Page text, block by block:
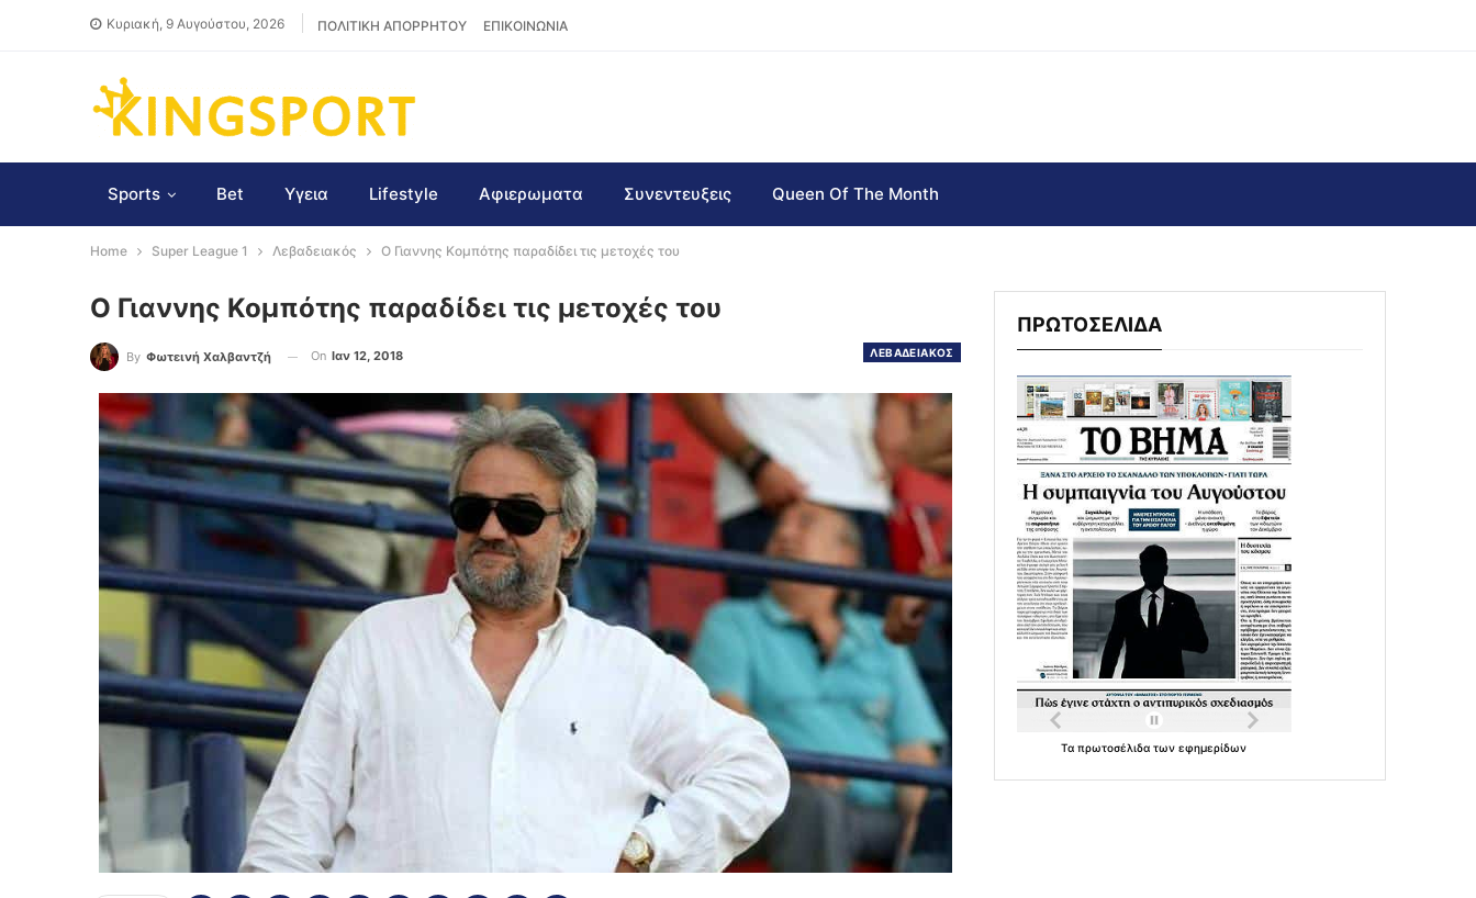
Κυριακή, 9 Αυγούστου, 2026 ΠΟΛΙΤΙΚΗ ΑΠΟΡΡΗΤΟΥ ΕΠΙΚΟΙΝΩΝΙΑ
Sports Bet Υγεια Lifestyle Αφιερωματα Συνεντευξεις Queen Of The Month
Home Super League 1 Λεβαδειακός Ο Γιαννης Κομπότης παραδίδει τις μετοχές του
Ο Γιαννης Κομπότης παραδίδει τις μετοχές του
ΛΕΒΑΔΕΙΑΚΟΣ
By Φωτεινή Χαλβαντζή On Ιαν 12, 2018
ΠΡΩΤΟΣΕΛΙΔΑ
Ταπρωτοσέλιδατωνεφημερίδων